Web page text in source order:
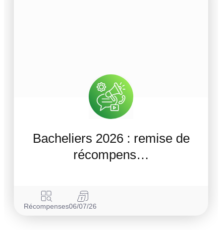
Bacheliers 2026 : remise de
récompens…
Récompenses06/07/26